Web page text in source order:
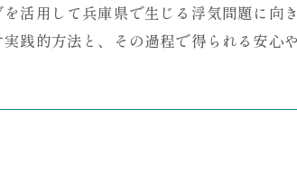
活用して兵庫県で生じる浮気問題に
践的方法と、その過程で得られる安心